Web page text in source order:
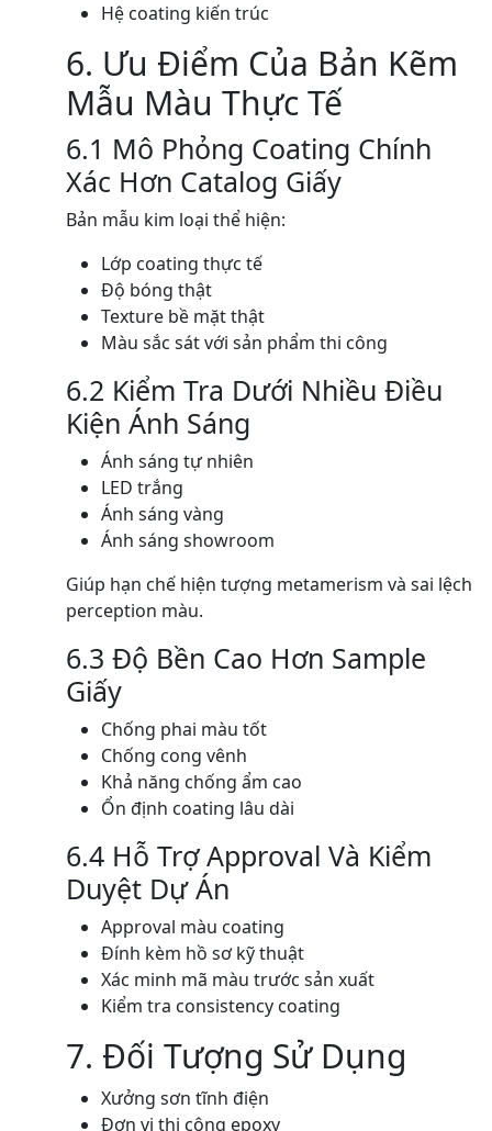
Hệ coating kiến trúc
6. Ưu Điểm Của Bản Kẽm
Mẫu Màu Thực Tế
6.1 Mô Phỏng Coating Chính
Xác Hơn Catalog Giấy
Bản mẫu kim loại thể hiện:
Lớp coating thực tế
Độ bóng thật
Texture bề mặt thật
Màu sắc sát với sản phẩm thi công
6.2 Kiểm Tra Dưới Nhiều Điều
Kiện Ánh Sáng
Ánh sáng tự nhiên
LED trắng
Ánh sáng vàng
Ánh sáng showroom
Giúp hạn chế hiện tượng metamerism và sai lệch
perception màu.
6.3 Độ Bền Cao Hơn Sample
Giấy
Chống phai màu tốt
Chống cong vênh
Khả năng chống ẩm cao
Ổn định coating lâu dài
6.4 Hỗ Trợ Approval Và Kiểm
Duyệt Dự Án
Approval màu coating
Đính kèm hồ sơ kỹ thuật
Xác minh mã màu trước sản xuất
Kiểm tra consistency coating
7. Đối Tượng Sử Dụng
Xưởng sơn tĩnh điện
Đơn vị thi công epoxy